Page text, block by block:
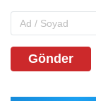
Gönder